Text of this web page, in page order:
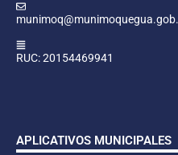
RUC: 20154469941
APLICATIVOS MUNICIPALES